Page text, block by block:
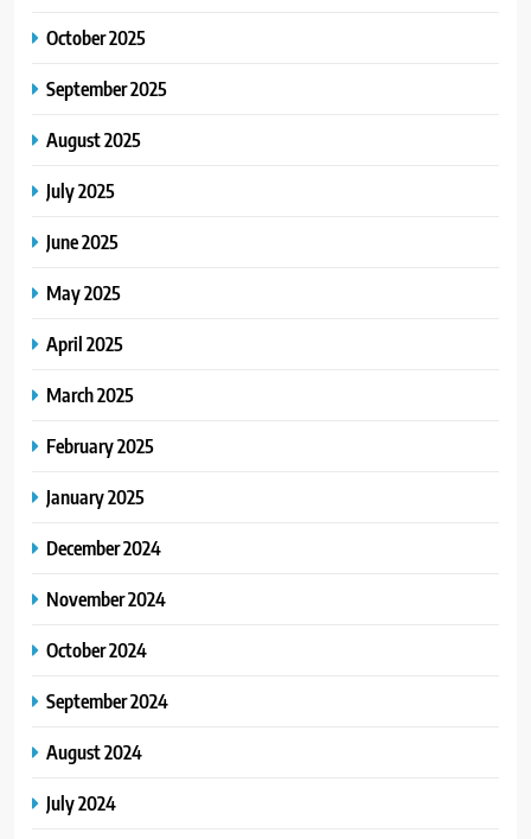
October 2025
September 2025
August 2025
July 2025
June 2025
May 2025
April 2025
March 2025
February 2025
January 2025
December 2024
November 2024
October 2024
September 2024
August 2024
July 2024